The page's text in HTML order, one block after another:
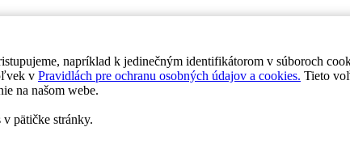
napríklad k jedinečným identifikátorom v súboroch
v Pravidlách pre ochranu osobných údajov a cookies. Tieto
na našom webe.
pätičke stránky.